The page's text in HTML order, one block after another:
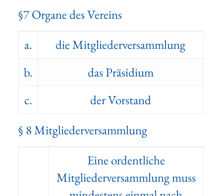
§7 Organe des Vereins
a.
die Mitgliederversammlung
b.
das Präsidium
c.
der Vorstand
§ 8 Mitgliederversammlung
Eine ordentliche
Mitgliederversammlung muss